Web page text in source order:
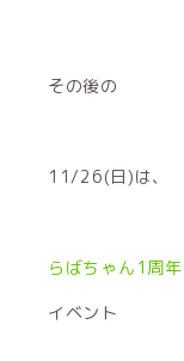
その後の
11/26(日)は、
らばちゃん1周年
イベント